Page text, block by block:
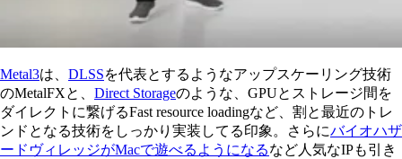
Metal3は、 DLSSを代表とするようなアップスケーリング技術
のMetalFXと、 Direct Storageのような、GPUとストレージ間を
ダイレクトに繋げるFast resource loadingなど、割と最近のトレ
ンドとなる技術をしっかり実装してる印象。さらにバイオハザ
ードヴィレッジがMacで遊べるようになるなど人気なIPも引き